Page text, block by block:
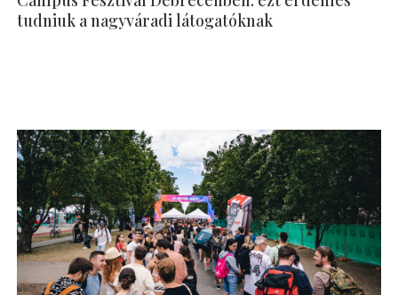
tudniuk a nagyváradi látogatóknak